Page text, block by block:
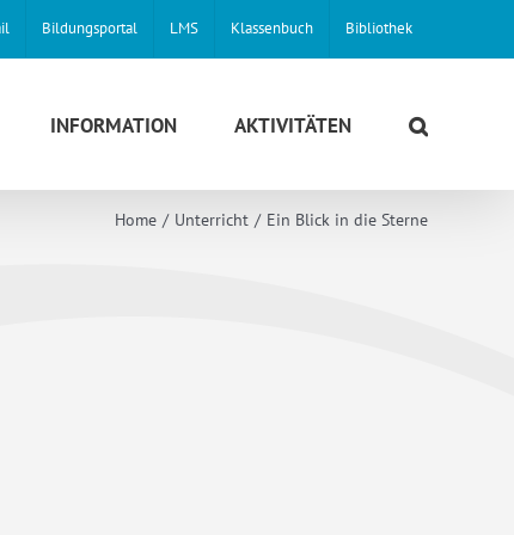
Bildungsportal LMS Klassenbuch Bibliothek
INFORMATION AKTIVITÄTEN
Home Unterricht Ein Blick in die Sterne